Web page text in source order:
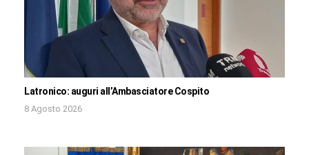
Latronico: auguri all’Ambasciatore Cospito
8 Agosto 2026